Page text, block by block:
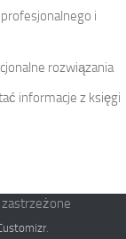
i
rozwiązania
informacje z księgi
.